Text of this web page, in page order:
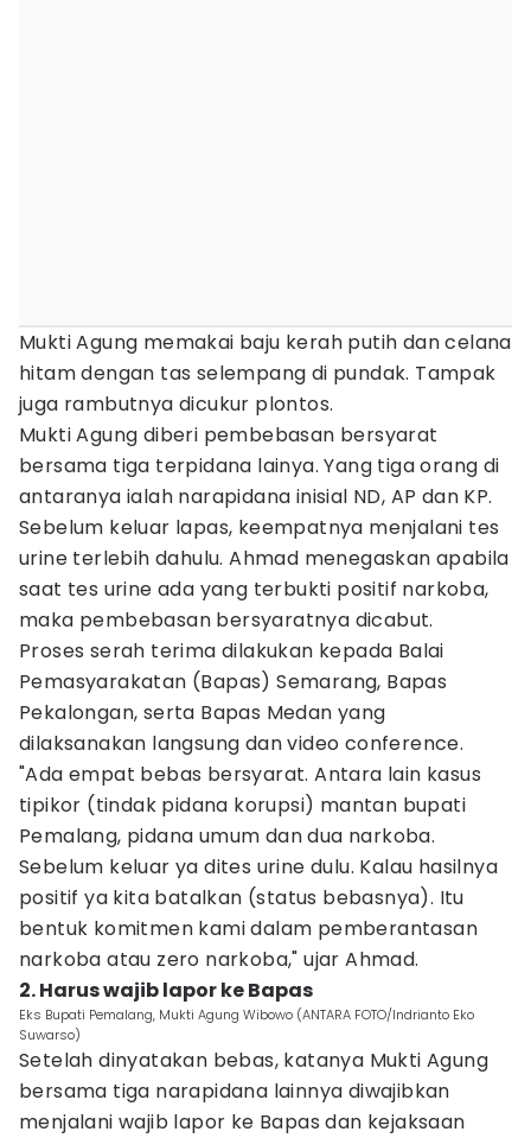
Mukti Agung memakai baju kerah putih dan celana
hitam dengan tas selempang di pundak. Tampak
juga rambutnya dicukur plontos.
Mukti Agung diberi pembebasan bersyarat
bersama tiga terpidana lainya. Yang tiga orang di
antaranya ialah narapidana inisial ND, AP dan KP.
Sebelum keluar lapas, keempatnya menjalani tes
urine terlebih dahulu. Ahmad menegaskan apabila
saat tes urine ada yang terbukti positif narkoba,
maka pembebasan bersyaratnya dicabut.
Proses serah terima dilakukan kepada Balai
Pemasyarakatan (Bapas) Semarang, Bapas
Pekalongan, serta Bapas Medan yang
dilaksanakan langsung dan video conference.
"Ada empat bebas bersyarat. Antara lain kasus
tipikor (tindak pidana korupsi) mantan bupati
Pemalang, pidana umum dan dua narkoba.
Sebelum keluar ya dites urine dulu. Kalau hasilnya
positif ya kita batalkan (status bebasnya). Itu
bentuk komitmen kami dalam pemberantasan
narkoba atau zero narkoba," ujar Ahmad.
2. Harus wajib lapor ke Bapas
Eks Bupati Pemalang, Mukti Agung Wibowo (ANTARA FOTO/Indrianto Eko
Suwarso)
Setelah dinyatakan bebas, katanya Mukti Agung
bersama tiga narapidana lainnya diwajibkan
menjalani wajib lapor ke Bapas dan kejaksaan